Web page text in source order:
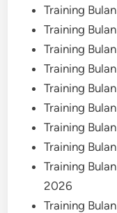
Training
Training
Training
Training
Training
Training
Training
Training
Training
2026
Training